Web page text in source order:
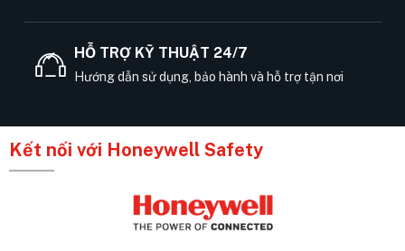
HỖ TRỢ KỸ THUẬT 24/7
Hướng dẫn sử dụng, bảo hành và hỗ trợ tận nơi
Kết nối với Honeywell Safety